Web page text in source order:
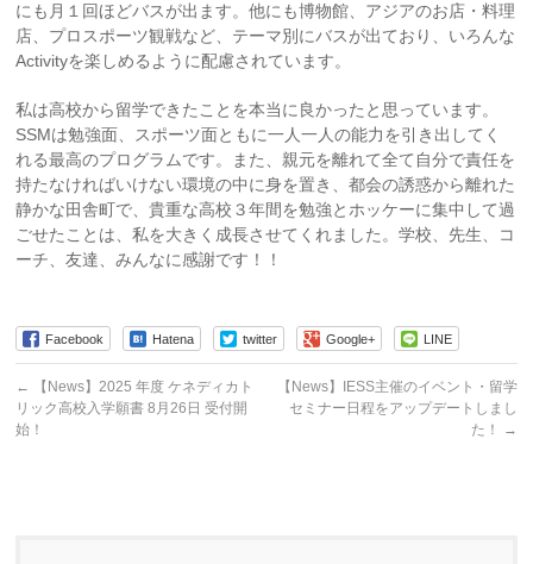
にも月１回ほどバスが出ます。他にも博物館、アジアのお店・料理
店、プロスポーツ観戦など、テーマ別にバスが出ており、いろんな
Activityを楽しめるように配慮されています。
私は高校から留学できたことを本当に良かったと思っています。
SSMは勉強面、スポーツ面ともに一人一人の能力を引き出してく
れる最高のプログラムです。また、親元を離れて全て自分で責任を
持たなければいけない環境の中に身を置き、都会の誘惑から離れた
静かな田舎町で、貴重な高校３年間を勉強とホッケーに集中して過
ごせたことは、私を大きく成長させてくれました。学校、先生、コ
ーチ、友達、みんなに感謝です！！
Facebook Hatena twitter Google+ LINE
←
【News】2025 年度 ケネディカト
リック高校入学願書 8月26日 受付開
始！
【News】IESS主催のイベント・留学
セミナー日程をアップデートしまし
た！
→